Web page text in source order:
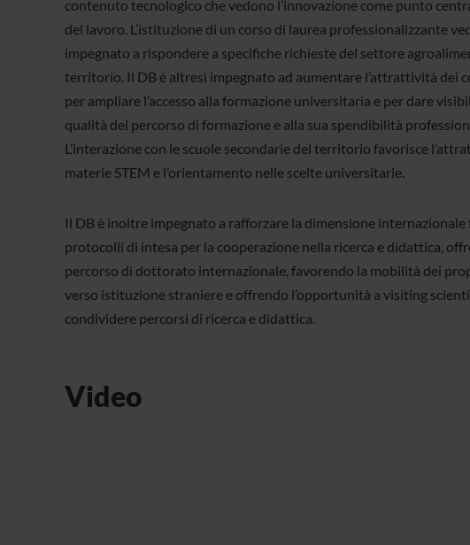
contenuto tecnologico che vedono l’innovazione come punto
del lavoro. L’istituzione di un corso di laurea professionalizzante
impegnato a rispondere a specifiche richieste del settore
territorio. Il DB è altresì impegnato ad aumentare l’attrattività dei
per ampliare l’accesso alla formazione universitaria e per dare
qualità del percorso di formazione e alla sua spendibilità
L’interazione con le scuole secondarie del territorio favorisce
materie STEM e l’orientamento nelle scelte universitarie.
Il DB è inoltre impegnato a rafforzare la dimensione
protocolli di intesa per la cooperazione nella ricerca e didattica,
percorso di dottorato internazionale, favorendo la mobilità dei
verso istituzione straniere e offrendo l’opportunità a visiting
condividere percorsi di ricerca e didattica.
Video